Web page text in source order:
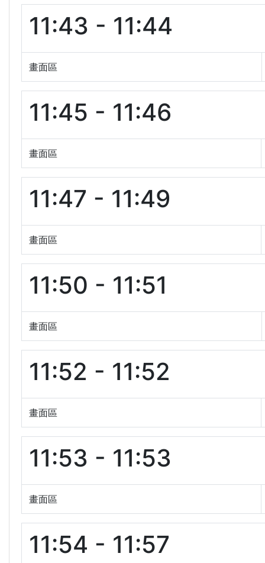
11:43 - 11:44
畫面區
11:45 - 11:46
畫面區
11:47 - 11:49
畫面區
11:50 - 11:51
畫面區
11:52 - 11:52
畫面區
11:53 - 11:53
畫面區
11:54 - 11:57